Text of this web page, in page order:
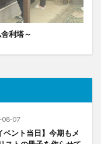
利塔～
08-07
ベント当日】今期もメ